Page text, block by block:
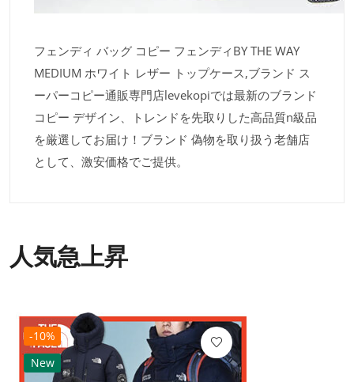
フェンディ バッグ コピー フェンディBY THE WAY
MEDIUM ホワイト レザー トップケース,ブランド ス
ーパーコピー通販専門店levekopiでは最新のブランド
コピー デザイン、トレンドを先取りした高品質n級品
を厳選してお届け！ブランド 偽物を取り扱う老舗店
として、激安価格でご提供。
人気急上昇
-10%
New